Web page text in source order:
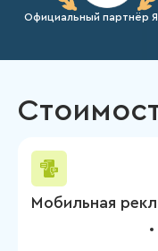
Официальный партнёр
Мобильная